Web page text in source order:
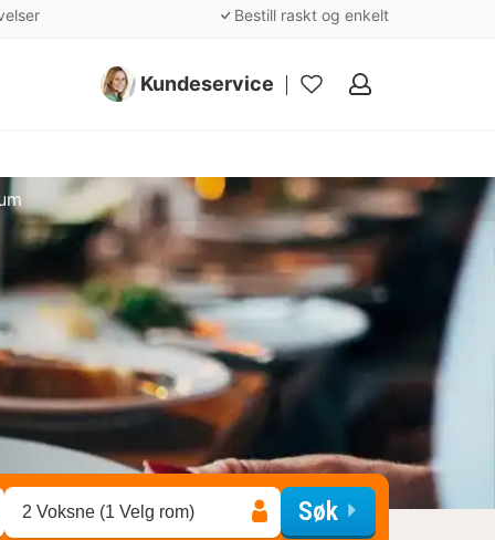
Bestill raskt og enkelt
Kundeservice
Mine
2 Voksne (1 Velg rom) Søk